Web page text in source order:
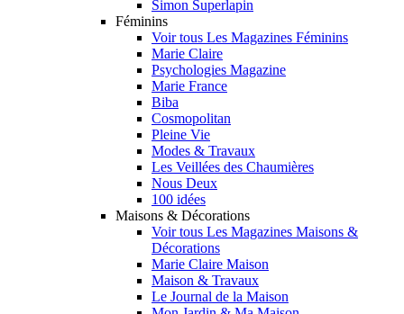
Simon Superlapin
Féminins
Voir tous Les Magazines Féminins
Marie Claire
Psychologies Magazine
Marie France
Biba
Cosmopolitan
Pleine Vie
Modes & Travaux
Les Veillées des Chaumières
Nous Deux
100 idées
Maisons & Décorations
Voir tous Les Magazines Maisons &
Décorations
Marie Claire Maison
Maison & Travaux
Le Journal de la Maison